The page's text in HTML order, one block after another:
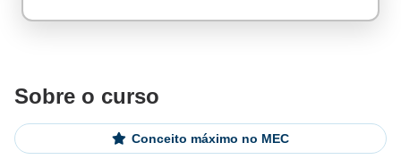
Sobre o curso
Conceito máximo no MEC